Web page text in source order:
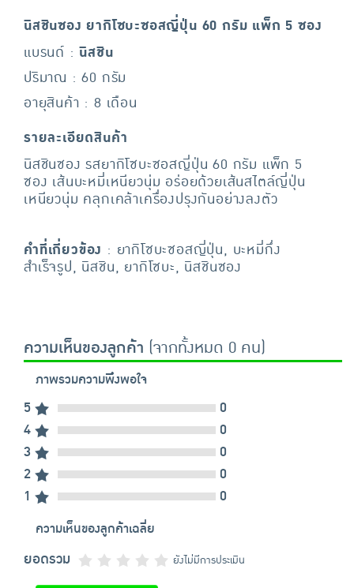
นิสชินซอง ยากิโซบะซอสญี่ปุ่น 60 กรัม แพ็ก 5 ซอง
แบรนด์ :นิสชิน
ปริมาณ : 60 กรัม
อายุสินค้า : 8 เดือน
รายละเอียดสินค้า
นิสชินซอง รสยากิโซบะซอสญี่ปุ่น 60 กรัม แพ็ก 5
ซอง เส้นบะหมี่เหนียวนุ่ม อร่อยด้วยเส้นสไตล์ญี่ปุ่น
เหนียวนุ่ม คลุกเคล้าเครื่องปรุงกันอย่างลงตัว
คำที่เกี่ยวข้อง : ยากิโซบะซอสญี่ปุ่น, บะหมี่กึ่ง
สำเร็จรูป, นิสชิน, ยากิโซบะ, นิสชินซอง
ความเห็นของลูกค้า (จากทั้งหมด 0 คน)
ภาพรวมความพึงพอใจ
5
0
4
0
3
0
2
0
1
0
ความเห็นของลูกค้าเฉลี่ย
ยอดรวม ยังไม่มีการประเมิน